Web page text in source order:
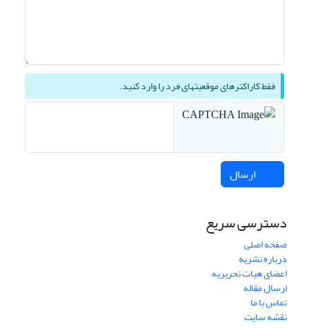
فقط کاراکترهای موقعیتهای فرد را وارد کنید.
ارسال
دسترسی سریع
صفحه اصلی
درباره نشریه
اعضای هیات تحریریه
ارسال مقاله
تماس با ما
نقشه سایت